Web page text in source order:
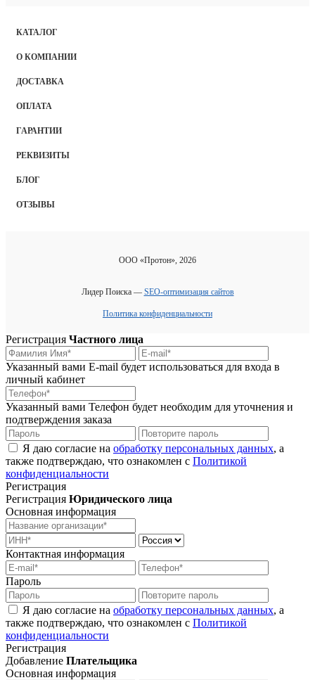
КАТАЛОГ
О КОМПАНИИ
ДОСТАВКА
ОПЛАТА
ГАРАНТИИ
РЕКВИЗИТЫ
БЛОГ
ОТЗЫВЫ
ООО «Протон», 2026
Лидер Поиска — SEO-оптимизация сайтов
Политика конфиденциальности
Регистрация Частного лица
Указанный вами E-mail будет использоваться для входа в
личный кабинет
Указанный вами Телефон будет необходим для уточнения и
подтверждения заказа
Я даю согласие на обработку персональных данных, а
также подтверждаю, что ознакомлен с Политикой
конфиденциальности
Регистрация
Регистрация Юридического лица
Основная информация
Контактная информация
Пароль
Я даю согласие на обработку персональных данных, а
также подтверждаю, что ознакомлен с Политикой
конфиденциальности
Регистрация
Добавление Плательщика
Основная информация